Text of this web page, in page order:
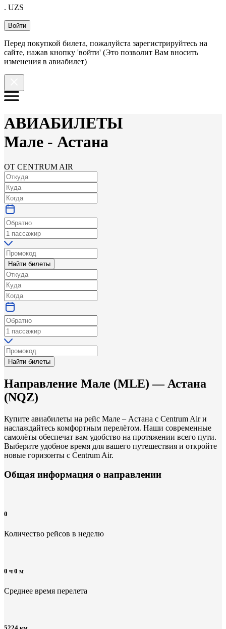
. UZS
Войти
Перед покупкой билета, пожалуйста зарегистрируйтесь на
сайте, нажав кнопку 'войти' (Это позволит Вам вносить
изменения в авиабилет)
АВИАБИЛЕТЫ
Мале - Астана
ОТ CENTRUM AIR
Найти билеты
Найти билеты
Направление Мале (MLE) — Астана
(NQZ)
Купите авиабилеты на рейс Мале – Астана с Centrum Air и
наслаждайтесь комфортным перелётом. Наши современные
самолёты обеспечат вам удобство на протяжении всего пути.
Выберите удобное время для вашего путешествия и откройте
новые горизонты с Centrum Air.
Общая информация о направлении
0
Количество рейсов в неделю
0 ч 0 м
Среднее время перелета